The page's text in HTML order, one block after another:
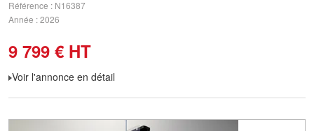
Référence
N16387
Année 2026
9 799 € HT
Voir l'annonce en détail